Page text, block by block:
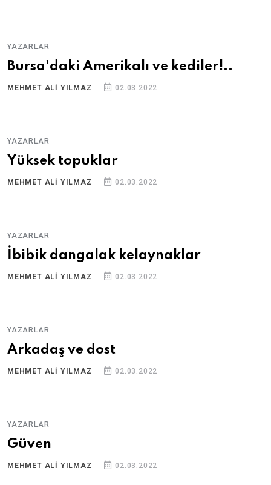
YAZARLAR
Bursa'daki Amerikalı ve kediler!..
MEHMET ALI YILMAZ 02.03.2022
YAZARLAR
Yüksek topuklar
MEHMET ALI YILMAZ 02.03.2022
YAZARLAR
İbibik dangalak kelaynaklar
MEHMET ALI YILMAZ 02.03.2022
YAZARLAR
Arkadaş ve dost
MEHMET ALI YILMAZ 02.03.2022
YAZARLAR
Güven
MEHMET ALI YILMAZ 02.03.2022